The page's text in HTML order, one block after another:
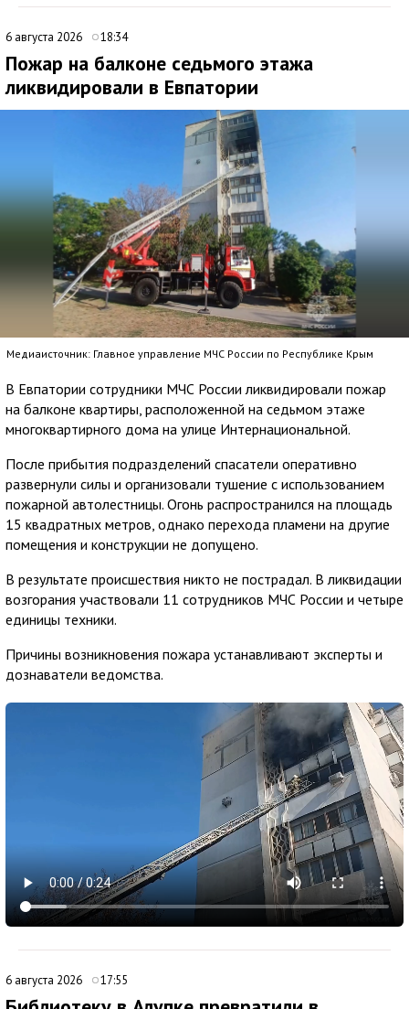
6 августа 2026 18:34
Пожар на балконе седьмого этажа
ликвидировали в Евпатории
Медиаисточник: Главное управление МЧС России по Республике Крым
В Евпатории сотрудники МЧС России ликвидировали пожар
на балконе квартиры, расположенной на седьмом этаже
многоквартирного дома на улице Интернациональной.
После прибытия подразделений спасатели оперативно
развернули силы и организовали тушение с использованием
пожарной автолестницы. Огонь распространился на площадь
15 квадратных метров, однако перехода пламени на другие
помещения и конструкции не допущено.
В результате происшествия никто не пострадал. В ликвидации
возгорания участвовали 11 сотрудников МЧС России и четыре
единицы техники.
Причины возникновения пожара устанавливают эксперты и
дознаватели ведомства.
6 августа 2026 17:55